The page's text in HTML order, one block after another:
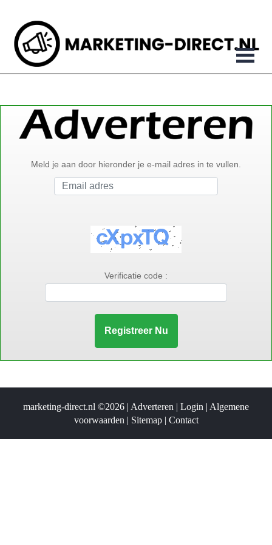
Meld je aan door hieronder je e-mail adres in te vullen.
Verificatie code :
marketing-direct.nl ©2026 | Adverteren | Login | Algemene
voorwaarden | Sitemap| Contact